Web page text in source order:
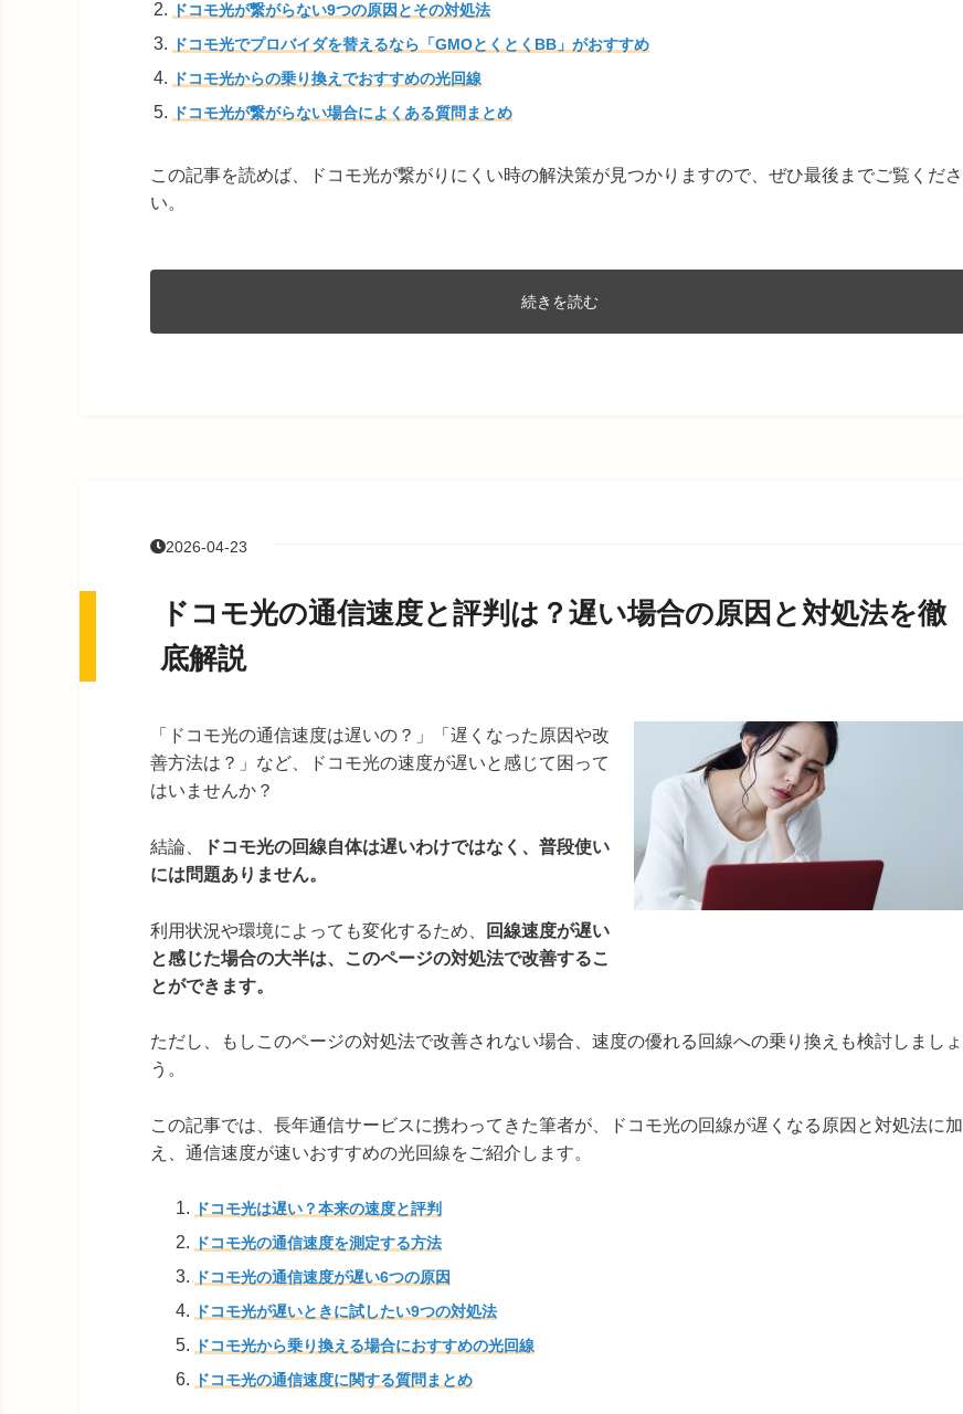
ドコモ光が繋がらない9つの原因とその対処法
ドコモ光でプロバイダを替えるなら「GMOとくとくBB」がおすすめ
ドコモ光からの乗り換えでおすすめの光回線
ドコモ光が繋がらない場合によくある質問まとめ
この記事を読めば、ドコモ光が繋がりにくい時の解決策が見つかりますので、ぜひ最後までご覧くださ
い。
続きを読む
2026-04-23
ドコモ光の通信速度と評判は？遅い場合の原因と対処法を徹
底解説
「ドコモ光の通信速度は遅いの？」「遅くなった原因や改
善方法は？」など、ドコモ光の速度が遅いと感じて困って
はいませんか？
結論、
ドコモ光の回線自体は遅いわけではなく、普段使い
には問題ありません。
利用状況や環境によっても変化するため、
回線速度が遅い
と感じた場合の大半は、このページの対処法で改善するこ
とができます。
ただし、もしこのページの対処法で改善されない場合、速度の優れる回線への乗り換えも検討しましょ
う。
この記事では、長年通信サービスに携わってきた筆者が、ドコモ光の回線が遅くなる原因と対処法に加
え、通信速度が速いおすすめの光回線をご紹介します。
ドコモ光は遅い？本来の速度と評判
ドコモ光の通信速度を測定する方法
ドコモ光の通信速度が遅い6つの原因
ドコモ光が遅いときに試したい9つの対処法
ドコモ光から乗り換える場合におすすめの光回線
ドコモ光の通信速度に関する質問まとめ